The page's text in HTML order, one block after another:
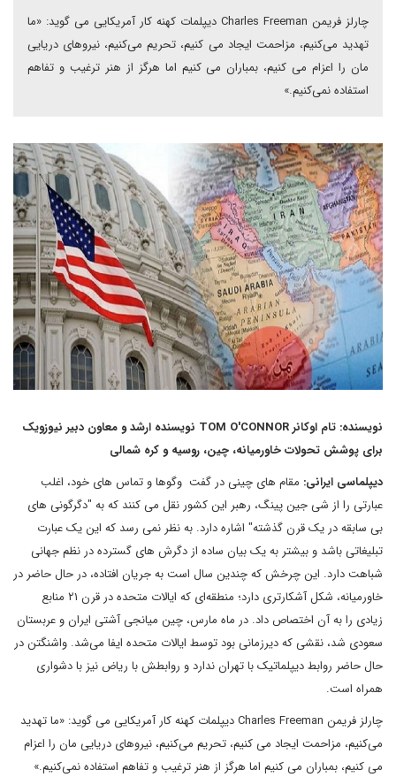
چارلز فریمن Charles Freeman دیپلمات کهنه کار آمریکایی می گوید: «ما
تهدید می‌کنیم، مزاحمت ایجاد می کنیم، تحریم می‌کنیم، نیروهای دریایی
مان را اعزام می کنیم، بمباران می کنیم اما هرگز از هنر ترغیب و تفاهم
استفاده نمی‌کنیم.»
نویسنده: تام اوکانر TOM O'CONNOR نویسنده ارشد و معاون دبیر نیوزویک
برای پوشش تحولات خاورمیانه، چین، روسیه و کره شمالی
دیپلماسی ایرانی: مقام های چینی در گفت وگوها و تماس های خود، اغلب
عبارتی را از شی جین پینگ، رهبر این کشور نقل می کنند که به "دگرگونی های
بی سابقه در یک قرن گذشته" اشاره دارد. به نظر نمی رسد که این یک عبارت
تبلیغاتی باشد و بیشتر به یک بیان ساده از دگرش های گسترده در نظم جهانی
شباهت دارد. این چرخش که چندین سال است به جریان افتاده، در حال حاضر در
خاورمیانه، شکل آشکارتری دارد؛ منطقه‌ای که ایالات متحده در قرن ۲۱ منابع
زیادی را به آن اختصاص داد. در ماه مارس، چین میانجی آشتی ایران و عربستان
سعودی شد، نقشی که دیرزمانی بود توسط ایالات متحده ایفا می‌شد. واشنگتن در
حال حاضر روابط دیپلماتیک با تهران ندارد و روابطش با ریاض نیز با دشواری
همراه است.
چارلز فریمن Charles Freeman دیپلمات کهنه کار آمریکایی می گوید: «ما تهدید
می‌کنیم، مزاحمت ایجاد می کنیم، تحریم می‌کنیم، نیروهای دریایی مان را اعزام
می کنیم، بمباران می کنیم اما هرگز از هنر ترغیب و تفاهم استفاده نمی‌کنیم.»